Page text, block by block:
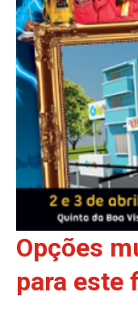
Opções
para este